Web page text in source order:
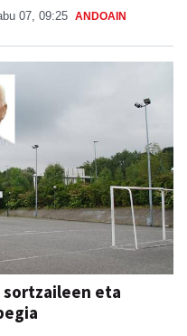
07, 09:25 ANDOAIN
sortzaileen eta